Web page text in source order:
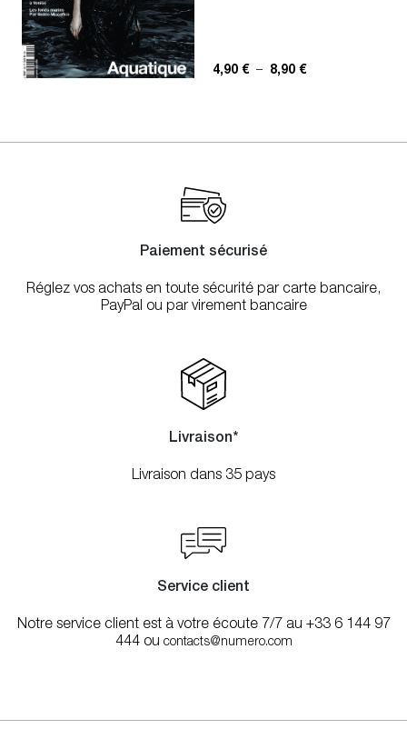
4,90 € – 8,90 €Plage de prix :
Paiement sécurisé
Réglez vos achats en toute sécurité par carte bancaire,
PayPal ou par virement bancaire
Livraison*
Livraison dans 35 pays
Service client
Notre service client est à votre écoute 7/7 au +33 6 144 97
444 ou contacts@numero.com